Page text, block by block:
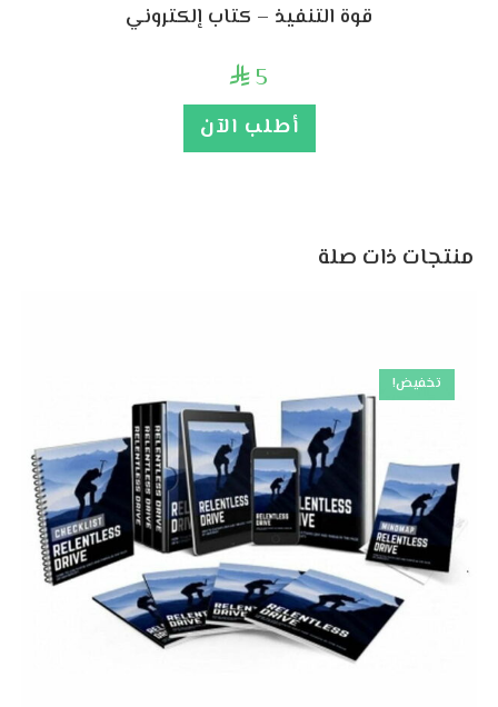
قوة التنفيذ – كتاب إلكتروني
 5
أطلب الآن
منتجات ذات صلة
تخفيض!